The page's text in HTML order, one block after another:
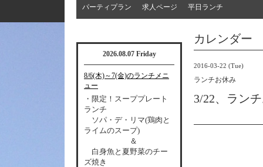
パーティプラン 求人ページ 平日ランチ
カレンダー
2016-03-22 (Tue)
ランチお休み
3/22、ラン
2026.08.07 Friday
8/6(木)～7(金)のランチメニ
ュー
・限定！スーププレート
ランチ
ソパ・デ・リマ(鶏肉と
ライムのスープ)
＆
白身魚と夏野菜のチー
ズ焼き